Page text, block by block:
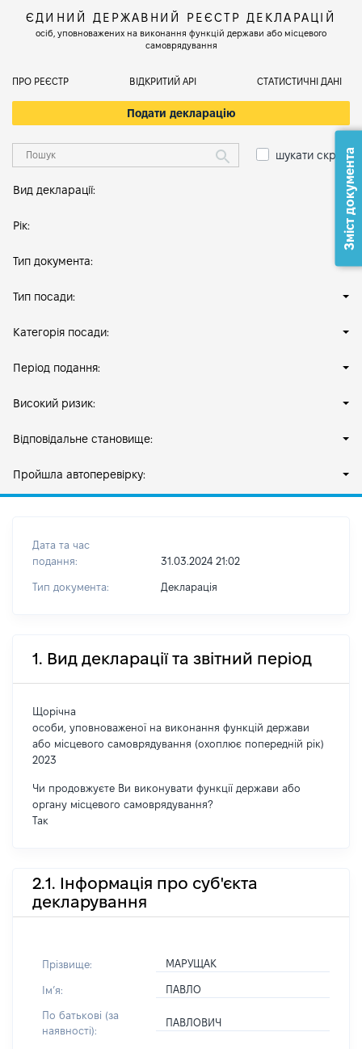
ЄДИНИЙ ДЕРЖАВНИЙ РЕЄСТР ДЕКЛАРАЦІЙ
осіб, уповноважених на виконання функцій держави або місцевого
самоврядування
ПРО РЕЄСТР ВІДКРИТИЙ АРІ СТАТИСТИЧНІ ДАНІ
Подати декларацію
шукати скрізь
Вид декларації:
Рік:
Тип документа:
Тип посади:
Категорія посади:
Період подання:
Високий ризик:
Відповідальне становище:
Пройшла автоперевірку:
Дата та час
подання:
31.03.2024 21:02
Тип документа: Декларація
1. Вид декларації та звітний період
Щорічна
особи, уповноваженої на виконання функцій держави
або місцевого самоврядування (охоплює попередній рік)
2023
Чи продовжуєте Ви виконувати функції держави або
органу місцевого самоврядування?
Так
2.1. Інформація про суб'єкта
декларування
Прізвище: МАРУЩАК
Імʼя: ПАВЛО
По батькові (за
наявності):
ПАВЛОВИЧ
Зміст документа